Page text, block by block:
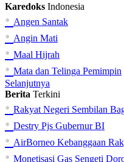
Karedoks Indonesia
• Angen Santak
• Angin Mati
• Maal Hijrah
• Mata dan Telinga Pemimpin
Selanjutnya
Berita Terkini
• Rakyat Negeri Sembilan
• Destry Pjs Gubernur BI
• AirBorneo Kebanggaan
• Monetisasi Gas Sengeti